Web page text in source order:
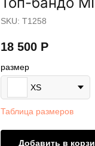
SKU: T1258
18 500 Р
размер
XS
Таблица размеров
Добавить в